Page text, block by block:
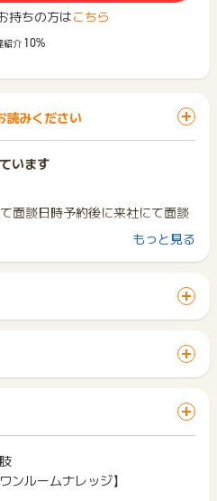
持ちの方はこちら
紹介 10%
読みください
います
面談日時予約後に来社にて面談
（面談やセミナー）を過去利用し
埼玉県、千葉県、茨城県、栃木
または株式会社ａｔｒｙまで来
の方
源泉徴収票等）をご提出いただ
転職された方は1年以上経過し
い方、若しくは年収に対しての
らの融資が受けられる方のみ対
もっと見る
みやお買い物が完了するまでの
サイトに移動した場合はポイン
」ボタンを押した時とサービ
ス・ブラウザが異なる場合はポ
をご利用される場合は、毎回
トへ行ってポイントGET 」ボ
、1商品につき10円単位の金額
ものは切り捨てとなり、ポイ
等を利用して支払われた金額分
ンのポイント獲得の対象には含
ンルームナレッジ】